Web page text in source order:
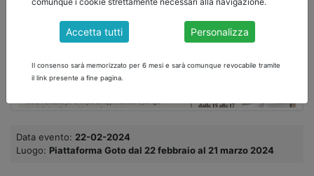
Data evento: 22-02-2024
Luogo: Piattaforma Goto dal 22 febbraio al 21 marzo 2024
Accetta tutti Personalizza
Il consenso sarà memorizzato per 6 mesi e sarà comunque revocabile tramite
il link presente a fine pagina.